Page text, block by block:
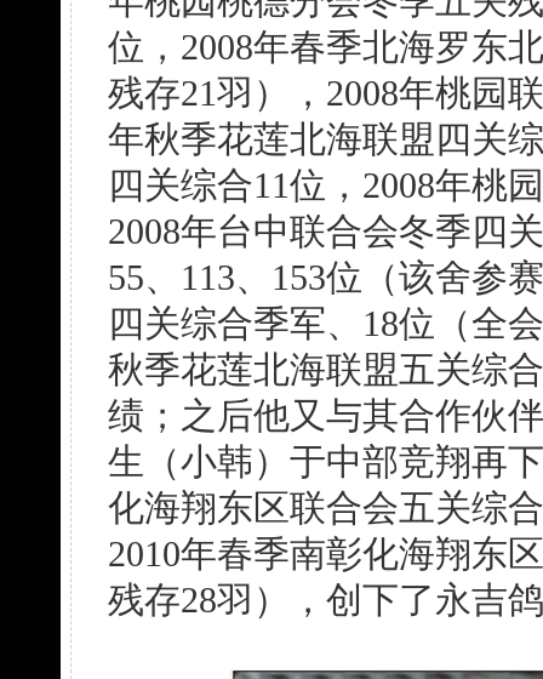
位，2008年春季北海罗东
残存21羽），2008年桃园
年秋季花莲北海联盟四关
四关综合11位，2008年桃
2008年台中联合会冬季四
55、113、153位（该舍参
四关综合季军、18位（全
秋季花莲北海联盟五关综
绩；之后他又与其合作伙
生（小韩）于中部竞翔再
化海翔东区联合会五关综
2010年春季南彰化海翔东
残存28羽），创下了永吉